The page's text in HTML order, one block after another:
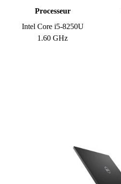
Processeur
Intel Core i5-8250U
1.60 GHz